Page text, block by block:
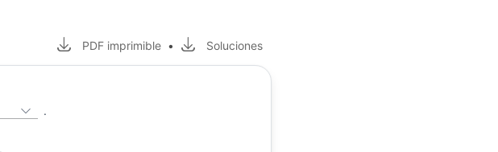
PDF imprimible • Soluciones
.